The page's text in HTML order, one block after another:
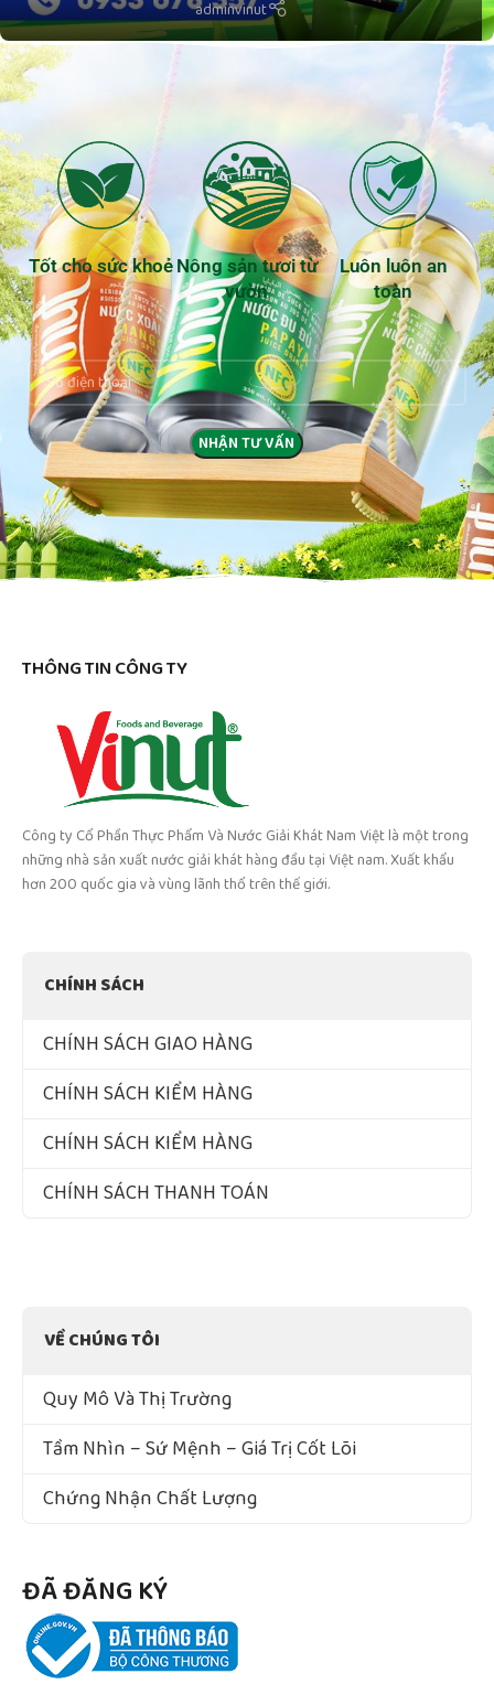
adminvinut
Tốt cho sức khoẻ Nông sản tươi từ
vườn
Luôn luôn an
toàn
THÔNG TIN CÔNG TY
Công ty Cổ Phần Thực Phẩm Và Nước Giải Khát Nam Việt là một trong
những nhà sản xuất nước giải khát hàng đầu tại Việt nam. Xuất khẩu
hơn 200 quốc gia và vùng lãnh thổ trên thế giới.
CHÍNH SÁCH
CHÍNH SÁCH GIAO HÀNG
CHÍNH SÁCH KIỂM HÀNG
CHÍNH SÁCH KIỂM HÀNG
CHÍNH SÁCH THANH TOÁN
VỀ CHÚNG TÔI
Quy Mô Và Thị Trường
Tầm Nhìn – Sứ Mệnh – Giá Trị Cốt Lõi
Chứng Nhận Chất Lượng
ĐÃ ĐĂNG KÝ